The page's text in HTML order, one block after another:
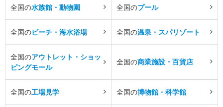
全国の水族館・動物園 全国のプール
全国のビーチ・海水浴場 全国の温泉・スパリゾート
全国のアウトレット・ショッ
ピングモール
全国の商業施設・百貨店
全国の工場見学 全国の博物館・科学館